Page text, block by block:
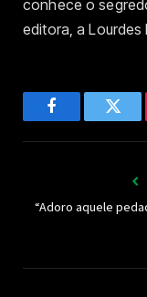
conhece o
editora, a Lourdes
Facebook
“Adoro aquele